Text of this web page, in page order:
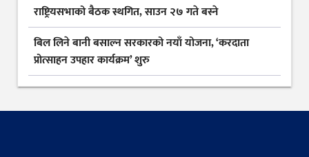
राष्ट्रियसभाको बैठक स्थगित, साउन २७ गते बस्ने
बिल लिने बानी बसाल्न सरकारको नयाँ योजना, ‘करदाता
प्रोत्साहन उपहार कार्यक्रम’ शुरु